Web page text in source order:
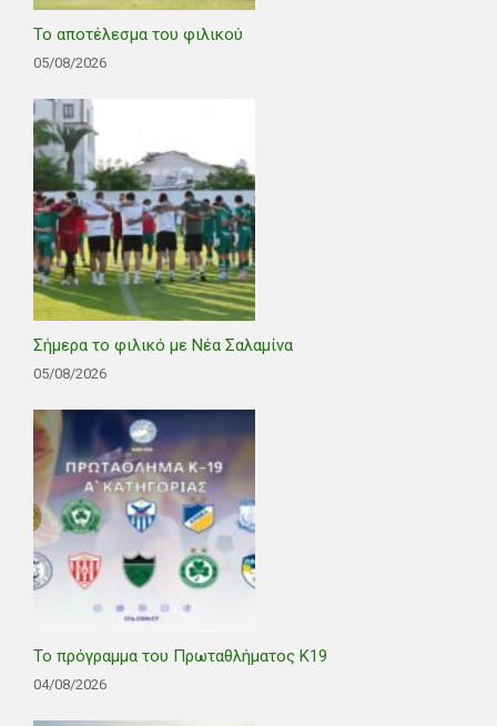
Το αποτέλεσμα του φιλικού
05/08/2026
Σήμερα το φιλικό με Νέα Σαλαμίνα
05/08/2026
Το πρόγραμμα του Πρωταθλήματος Κ19
04/08/2026